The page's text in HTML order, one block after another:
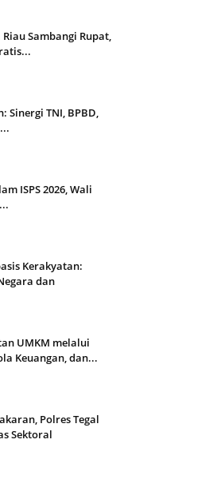
Sambangi Rupat,
Sinergi TNI, BPBD,
ISPS 2026, Wali
Kerakyatan:
dan
UMKM melalui
Keuangan, dan...
Polres Tegal
Sektoral